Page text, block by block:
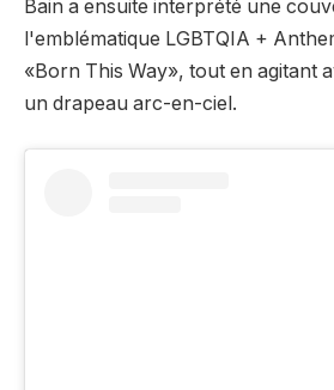
Bain a ensuite interprété une
l'emblématique LGBTQIA +
«Born This Way», tout en agitant
un drapeau arc-en-ciel.